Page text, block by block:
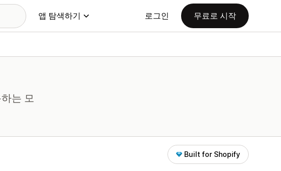
앱 탐색하기 로그인 무료로 시작
는 모
Built for Shopify